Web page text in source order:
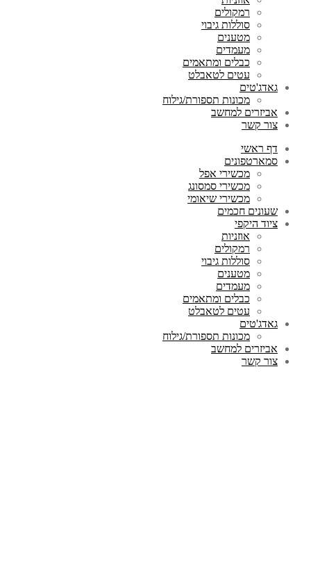
רמקולים
סוללות גיבוי
מטענים
מעמדים
כבלים ומתאמים
עטים לטאבלט
גאדג'טים
מכונות תספורת/גילוח
אביזרים למחשב
צור קשר
דף ראשי
סמארטפונים
מכשירי אפל
מכשירי סמסונג
מכשירי שיאומי
שעונים חכמים
ציוד היקפי
אוזניות
רמקולים
סוללות גיבוי
מטענים
מעמדים
כבלים ומתאמים
עטים לטאבלט
גאדג'טים
מכונות תספורת/גילוח
אביזרים למחשב
צור קשר